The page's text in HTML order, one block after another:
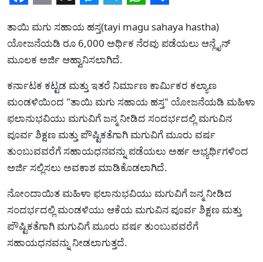
Facebook
Email
X Messenger
Telegram
WhatsApp
Share
ತಾಯಿ ಮಗು ಸಹಾಯ ಹಸ್ತ(tayi magu sahaya hastha)
ಯೋಜನೆಯಡಿ ರೂ 6,000 ಅರ್ಥಿಕ ನೆರವು ಪಡೆಯಲು ಆನ್ಲೈನ್
ಮೂಲಕ ಅರ್ಜಿ ಆಹ್ವಾನಿಸಲಾಗಿದೆ.
ಕರ್ನಾಟಕ ಕಟ್ಟಡ ಮತ್ತು ಇತರೆ ನಿರ್ಮಾಣ ಕಾರ್ಮಿಕರ ಕಲ್ಯಾಣ
ಮಂಡಳಿಯಿಂದ "ತಾಯಿ ಮಗು ಸಹಾಯ ಹಸ್ತ" ಯೋಜನೆಯಡಿ ಮಹಿಳಾ
ಫಲಾನುಭವಿಯು ಮಗುವಿಗೆ ಜನ್ಮ ನೀಡಿದ ಸಂದರ್ಭದಲ್ಲಿ ಮಗುವಿನ
ಪೂರ್ವ ಶಿಕ್ಷಣ ಮತ್ತು ಪೌಷ್ಟಿಕತೆಗಾಗಿ ಮಗುವಿಗೆ ಮೂರು ವರ್ಷ
ತುಂಬುವವರೆಗೆ ಸಹಾಯಧನವನ್ನು ಪಡೆಯಲು ಅರ್ಹ ಅಭ್ಯರ್ಥಿಗಳಿಂದ
ಅರ್ಜಿ ಸಲ್ಲಿಸಲು ಅವಕಾಶ ಮಾಡಿಕೊಡಲಾಗಿದೆ.
ನೋಂದಾಯಿತ ಮಹಿಳಾ ಫಲಾನುಭವಿಯು ಮಗುವಿಗೆ ಜನ್ಮ ನೀಡಿದ
ಸಂದರ್ಭದಲ್ಲಿ ಮಂಡಳಿಯು ಆಕೆಯ ಮಗುವಿನ ಪೂರ್ವ ಶಿಕ್ಷಣ ಮತ್ತು
ಪೌಷ್ಟಿಕತೆಗಾಗಿ ಮಗುವಿಗೆ ಮೂರು ವರ್ಷ ತುಂಬುವವರೆಗೆ
ಸಹಾಯಧನವನ್ನು ನೀಡಲಾಗುತ್ತದೆ.